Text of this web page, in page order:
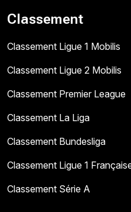
Classement
Classement Ligue 1 Mobilis
Classement Ligue 2 Mobilis
Classement Premier League
Classement La Liga
Classement Bundesliga
Classement Ligue 1
Classement Série A